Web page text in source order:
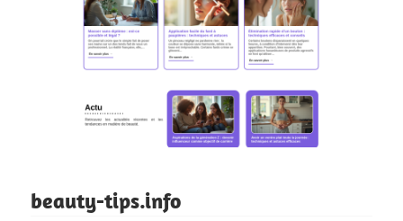
beauty-tips.info